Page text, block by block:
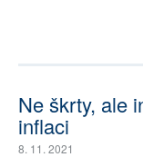
Ne škrty, ale
inflaci
8. 11. 2021